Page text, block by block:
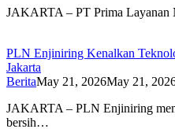
JAKARTA – PT Prima
PLN Enjiniring Kenalkan
Jakarta
BeritaMay 21, 2026May 21,
JAKARTA – PLN Enjiniring
bersih…